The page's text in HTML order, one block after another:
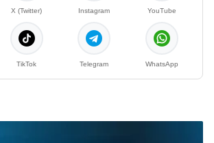
X (Twitter) Instagram YouTube
TikTok Telegram WhatsApp